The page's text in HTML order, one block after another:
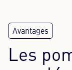
Les